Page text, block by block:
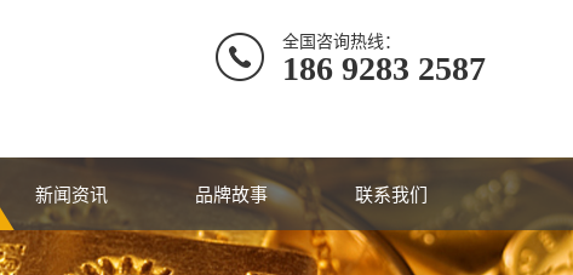
全国咨询热线：
186 9283 2587
新闻资讯 品牌故事 联系我们